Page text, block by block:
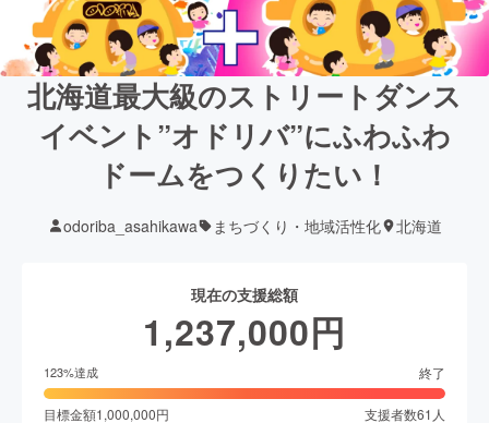
北海道最大級のストリートダンス
イベント”オドリバ”にふわふわ
ドームをつくりたい！
odoriba_asahikawa まちづくり・地域活性化 北海道
現在の支援総額
1,237,000円
123%達成 終了
目標金額1,000,000円 支援者数61 人